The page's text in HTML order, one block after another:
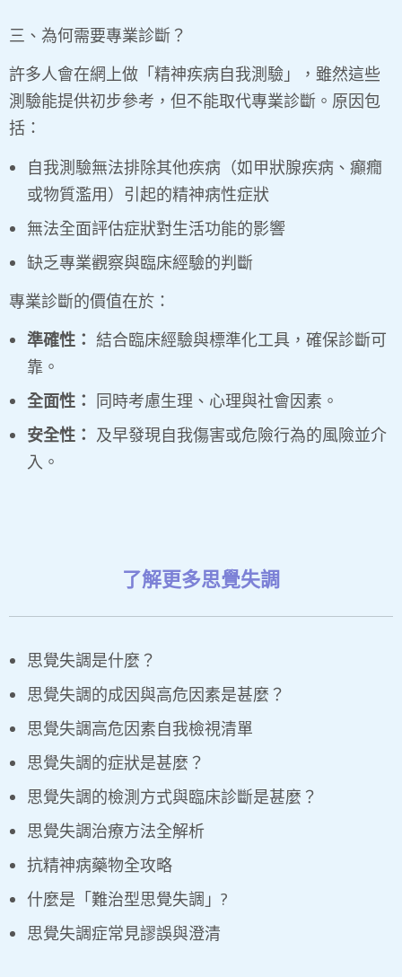
三、為何需要專業診斷？
許多人會在網上做「精神疾病自我測驗」，雖然這些
測驗能提供初步參考，但不能取代專業診斷。原因包
括：
自我測驗無法排除其他疾病（如甲狀腺疾病、癲癇
或物質濫用）引起的精神病性症狀
無法全面評估症狀對生活功能的影響
缺乏專業觀察與臨床經驗的判斷
專業診斷的價值在於：
準確性： 結合臨床經驗與標準化工具，確保診斷可
靠。
全面性： 同時考慮生理、心理與社會因素。
安全性： 及早發現自我傷害或危險行為的風險並介
入。
了解更多思覺失調
思覺失調是什麼？
思覺失調的成因與高危因素是甚麼？
思覺失調高危因素自我檢視清單
思覺失調的症狀是甚麼？
思覺失調的檢測方式與臨床診斷是甚麼？
思覺失調治療方法全解析
抗精神病藥物全攻略
什麼是「難治型思覺失調」?
思覺失調症常見謬誤與澄清